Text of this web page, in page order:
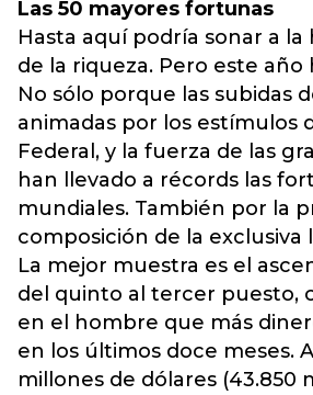
Las 50 mayores fortunas
Hasta aquí podría sonar a la
de la riqueza. Pero este año
No sólo porque las subidas
animadas por los estímulos
Federal, y la fuerza de las
han llevado a récords las
mundiales. También por la
composición de la exclusiva
La mejor muestra es el
del quinto al tercer puesto,
en el hombre que más
en los últimos doce meses.
millones de dólares (43.850